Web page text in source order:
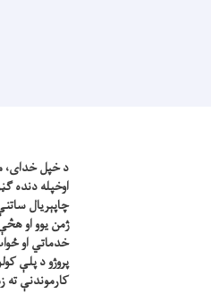
د خپل خدای،
اوخپله دنده
چاپېریال
ژمن یوو او
خدماتي او
پروژو د پلې
کارموندنې ته